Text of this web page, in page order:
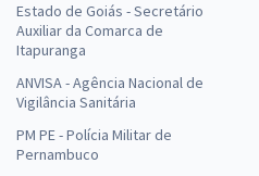
Estado de Goiás - Secretário
Auxiliar da Comarca de
Itapuranga
ANVISA - Agência Nacional de
Vigilância Sanitária
PM PE - Polícia Militar de
Pernambuco